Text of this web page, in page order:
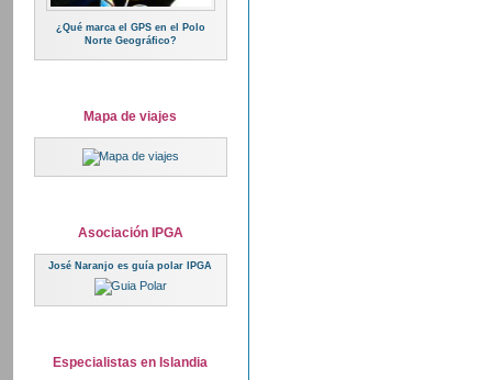
¿Qué marca el GPS en el Polo
Norte Geográfico?
Mapa de viajes
Asociación IPGA
José Naranjo es guía polar IPGA
Especialistas en Islandia